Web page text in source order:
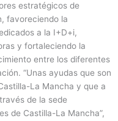
estratégicos de
favoreciendo la
a la I+D+i,
y fortaleciendo la
entre los diferentes
“Unas ayudas que son
La Mancha y que a
de la sede
de Castilla-La Mancha”,